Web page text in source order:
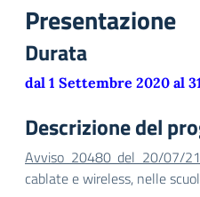
Presentazione
Durata
dal 1 Settembre 2020 al
Descrizione del
Avviso 20480 del 20/07/21
cablate e wireless, nelle